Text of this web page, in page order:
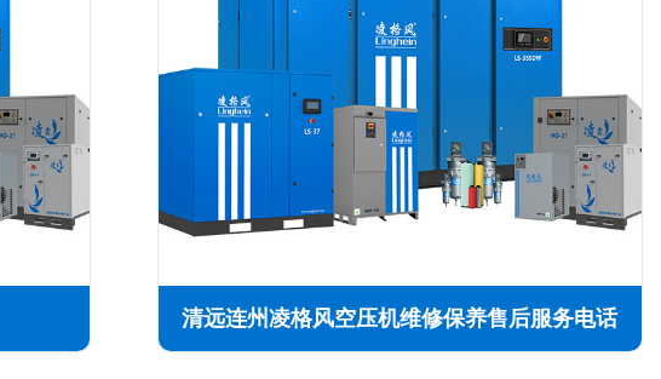
清远连州凌格风空压机维修保养售后服务电话